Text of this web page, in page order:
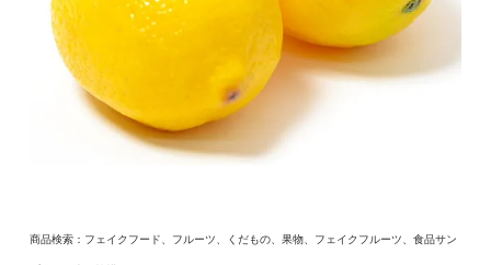
商品検索：フェイクフード、フルーツ、くだもの、果物、フェイクフルーツ、食品サン